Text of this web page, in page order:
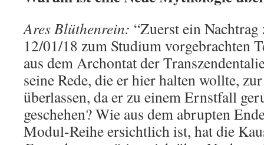
Ares Blüthenrein: “Zuerst ein Nachtrag
12/01/18 zum Studium vorgebrachten
aus dem Archontat der
seine Rede, die er hier halten wollte,
überlassen, da er zu einem Ernstfall
geschehen? Wie aus dem abrupten
Modul-Reihe ersichtlich ist, hat die